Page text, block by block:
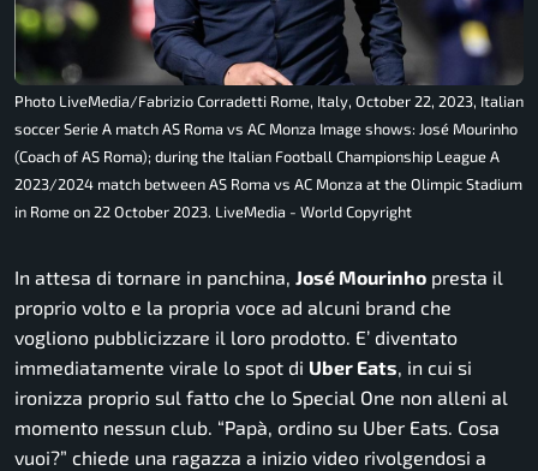
Photo LiveMedia/Fabrizio Corradetti Rome, Italy, October 22, 2023, Italian
soccer Serie A match AS Roma vs AC Monza Image shows: José Mourinho
(Coach of AS Roma); during the Italian Football Championship League A
2023/2024 match between AS Roma vs AC Monza at the Olimpic Stadium
in Rome on 22 October 2023. LiveMedia - World Copyright
In attesa di tornare in panchina, José Mourinho presta il
proprio volto e la propria voce ad alcuni brand che
vogliono pubblicizzare il loro prodotto. E’ diventato
immediatamente virale lo spot di Uber Eats, in cui si
ironizza proprio sul fatto che lo Special One non alleni al
momento nessun club. “Papà, ordino su Uber Eats. Cosa
vuoi?” chiede una ragazza a inizio video rivolgendosi a